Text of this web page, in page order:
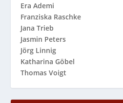
Era Ademi
Franziska Raschke
Jana Trieb
Jasmin Peters
Jörg Linnig
Katharina Göbel
Thomas Voigt